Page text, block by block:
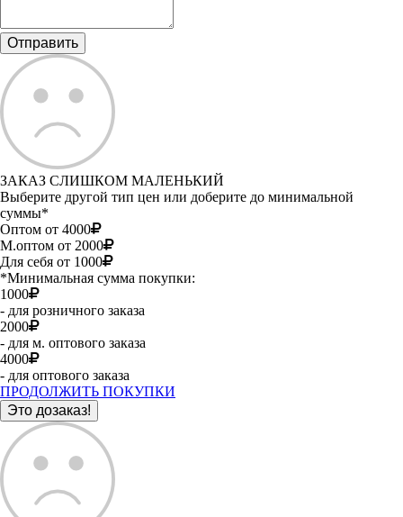
ЗАКАЗ СЛИШКОМ МАЛЕНЬКИЙ
Выберите другой тип цен или доберите до минимальной
суммы*
Оптом от 4000
М.оптом от 2000
Для себя от 1000
*Минимальная сумма покупки:
1000
- для розничного заказа
2000
- для м. оптового заказа
4000
- для оптового заказа
ПРОДОЛЖИТЬ ПОКУПКИ